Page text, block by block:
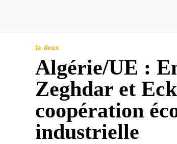
la deux
Algérie/UE :
Zeghdar et
coopération
industrielle